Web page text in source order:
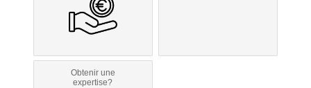
Obtenir une
expertise?